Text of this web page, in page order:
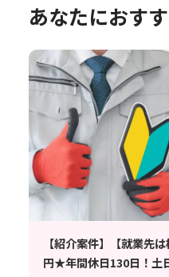
あなたにおす
【紹介案件】【就業先
円★年間休日130日！土